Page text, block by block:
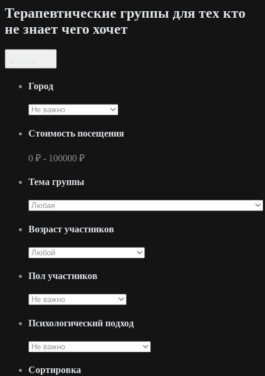
Терапевтические группы для тех кто
не знает чего хочет
Город
Стоимость посещения
0 ₽ - 100000 ₽
Тема группы
Возраст участников
Пол участников
Психологический подход
Сортировка